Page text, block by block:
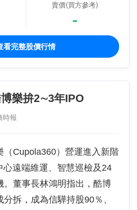
賣價(買方參考)
-
看完整股價行情
樂拚2∼3年IPO
時報
（Cupola360）營運進入新階
心遠端維運、智慧巡檢及24
。董事長林鴻明指出，酷博
拆，成為信驊持股90％、